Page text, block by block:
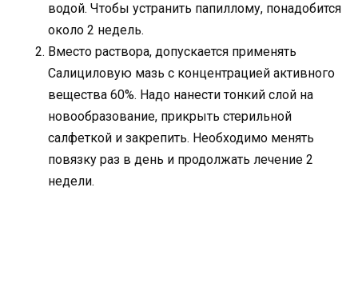
водой. Чтобы устранить папиллому, понадобится
около 2 недель.
Вместо раствора, допускается применять
Салициловую мазь с концентрацией активного
вещества 60%. Надо нанести тонкий слой на
новообразование, прикрыть стерильной
салфеткой и закрепить. Необходимо менять
повязку раз в день и продолжать лечение 2
недели.